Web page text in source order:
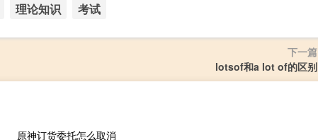
理论知识 考试
下一篇
lotsof和a lot of的区别
原神订货委托怎么取消